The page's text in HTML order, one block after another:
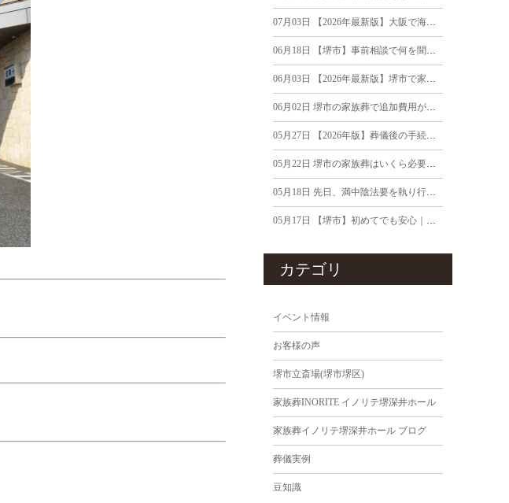
07月03日 【2026年最新版】大阪で海洋散骨を行う流れ｜費用・流れを詳しく解説
06月18日 【堺市】事前相談で何を聞けばいい？葬儀社が伝える18の確認ポイント
06月03日 【2026年最新版】堺市で家族がご逝去｜死亡後24時間以内にやるべきこと
06月02日 堺市の家族葬で追加費用が発生するケースは？見積り前に知っておきたいポイント
05月27日 【2026年版】葬儀後の手続きと期限まとめ｜堺市で家族葬を終えたご遺族へ
05月22日 堺市の家族葬はいくら必要？｜20万円・40万円・60万円で行える内容の違い
05月18日 先日、満中陰法要を執り行いました｜法要前によくいただくご質問について
05月17日 【堺市】初めてでも安心｜弔電の送り方・文例・マナーを葬儀社が解説
カテゴリ
イベント情報
お客様の声
堺市立斎場(堺市堺区)
家族葬INORITE イノリテ堺深井ホール
家族葬イノリテ堺深井ホール ブログ
葬儀実例
豆知識